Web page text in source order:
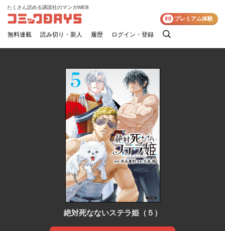
コミックDAYS
たくさん読める講談社のマンガWEB
無料連載 読み切り・新人 履歴 ログイン・登録
検
¥0 プレミアム体験
絶対死なないステラ姫（５）